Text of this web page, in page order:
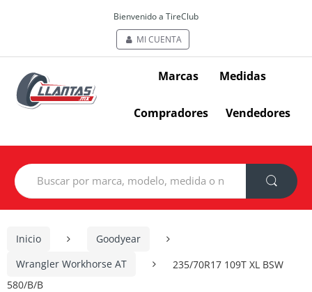
Bienvenido a TireClub
MI CUENTA
Marcas Medidas
Compradores Vendedores
Search
for:
Inicio
Goodyear
Wrangler Workhorse AT
235/70R17 109T XL BSW
580/B/B